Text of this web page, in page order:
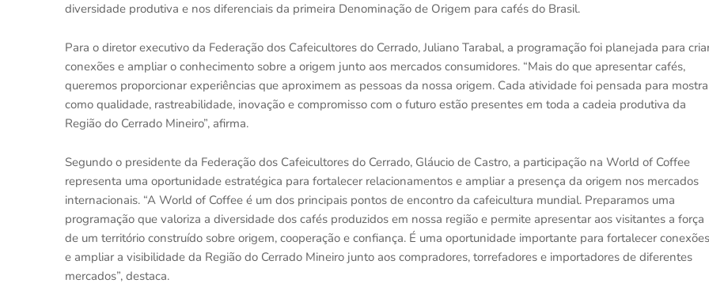
diversidade produtiva e nos diferenciais da primeira Denominação de Origem para cafés do Brasil.
Para o diretor executivo da Federação dos Cafeicultores do Cerrado, Juliano Tarabal, a programação foi planejada para
conexões e ampliar o conhecimento sobre a origem junto aos mercados consumidores. “Mais do que apresentar cafés,
queremos proporcionar experiências que aproximem as pessoas da nossa origem. Cada atividade foi pensada para
como qualidade, rastreabilidade, inovação e compromisso com o futuro estão presentes em toda a cadeia produtiva da
Região do Cerrado Mineiro”, afirma.
Segundo o presidente da Federação dos Cafeicultores do Cerrado, Gláucio de Castro, a participação na World of Coffee
representa uma oportunidade estratégica para fortalecer relacionamentos e ampliar a presença da origem nos mercados
internacionais. “A World of Coffee é um dos principais pontos de encontro da cafeicultura mundial. Preparamos uma
programação que valoriza a diversidade dos cafés produzidos em nossa região e permite apresentar aos visitantes a força
de um território construído sobre origem, cooperação e confiança. É uma oportunidade importante para fortalecer conexões
e ampliar a visibilidade da Região do Cerrado Mineiro junto aos compradores, torrefadores e importadores de diferentes
mercados”, destaca.